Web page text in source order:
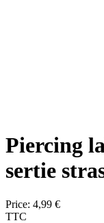
Piercing
sertie
Price: 4,99 €
TTC